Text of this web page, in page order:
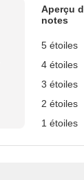
Aperçu
notes
5 étoiles
4 étoiles
3 étoiles
2 étoiles
1 étoiles